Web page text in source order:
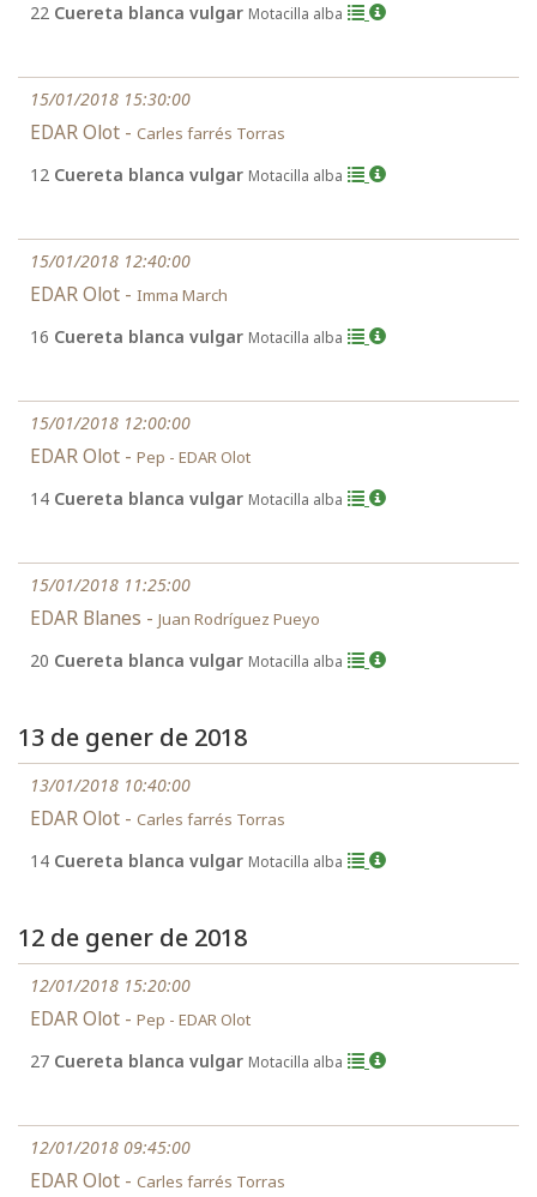
22 Cuereta blanca vulgar Motacilla alba
15/01/2018 15:30:00
EDAR Olot - Carles farrés Torras
12 Cuereta blanca vulgar Motacilla alba
15/01/2018 12:40:00
EDAR Olot - Imma March
16 Cuereta blanca vulgar Motacilla alba
15/01/2018 12:00:00
EDAR Olot - Pep - EDAR Olot
14 Cuereta blanca vulgar Motacilla alba
15/01/2018 11:25:00
EDAR Blanes - Juan Rodríguez Pueyo
20 Cuereta blanca vulgar Motacilla alba
13 de gener de 2018
13/01/2018 10:40:00
EDAR Olot - Carles farrés Torras
14 Cuereta blanca vulgar Motacilla alba
12 de gener de 2018
12/01/2018 15:20:00
EDAR Olot - Pep - EDAR Olot
27 Cuereta blanca vulgar Motacilla alba
12/01/2018 09:45:00
EDAR Olot - Carles farrés Torras